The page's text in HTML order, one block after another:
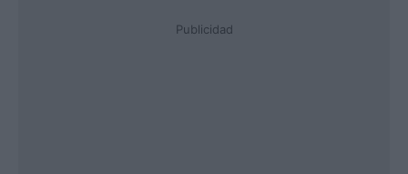
Publicidad